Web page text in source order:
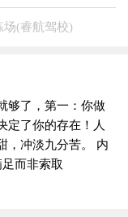
场(睿航驾校)
够了，第一：你做
定了你的存在！人
，冲淡九分苦。 内
而非索取